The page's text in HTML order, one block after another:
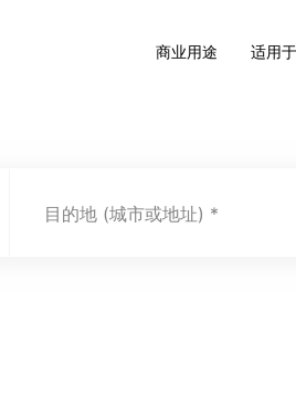
商业用途 适用
目的地 (城市或地址)